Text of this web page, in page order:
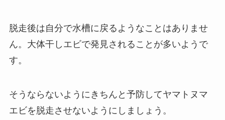
脱走後は自分で水槽に戻るようなことはありませ
ん。大体干しエビで発見されることが多いようで
す。
そうならないようにきちんと予防してヤマトヌマ
エビを脱走させないようにしましょう。